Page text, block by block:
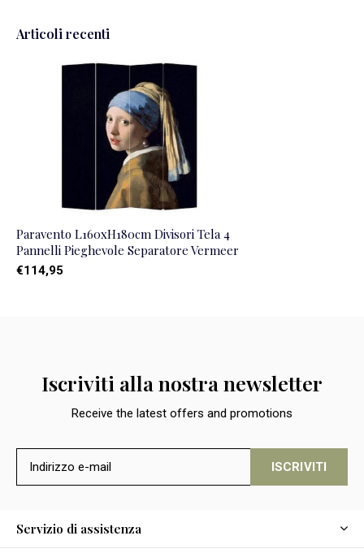
Articoli recenti
Paravento L160xH180cm Divisori Tela 4
Pannelli Pieghevole Separatore Vermeer
€114,95
Iscriviti alla nostra newsletter
Receive the latest offers and promotions
ISCRIVITI
Servizio di assistenza